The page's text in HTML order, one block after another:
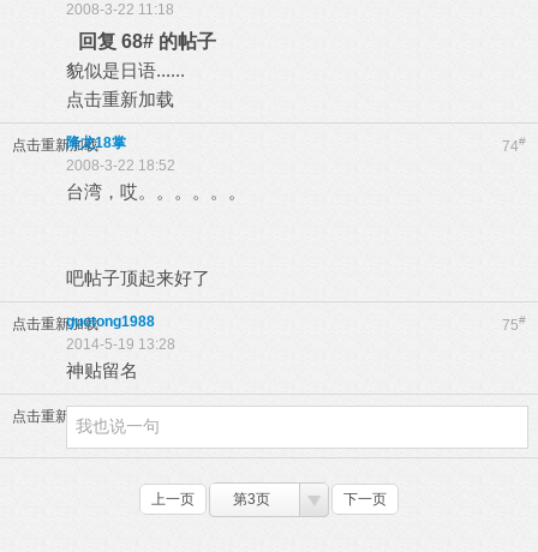
2008-3-22 11:18
回复 68# 的帖子
貌似是日语......
点击重新加载
点击重新加载 74#
降龙18掌
2008-3-22 18:52
台湾，哎。。。。。。
吧帖子顶起来好了
点击重新加载 75#
guotong1988
2014-5-19 13:28
神贴留名
点击重新加载
上一页 第3页 下一页